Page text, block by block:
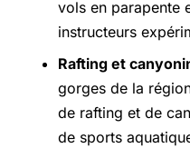
vols en parapente
instructeurs
Rafting et
gorges de la
de rafting et de
de sports